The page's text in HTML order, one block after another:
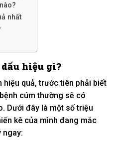
nhất
dấu hiệu gì?
quả, trước tiên phải biết
cúm thường sẽ có
Dưới đây là một số triệu
kê của mình đang mắc
ngay: